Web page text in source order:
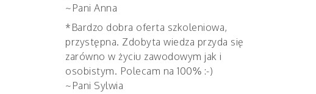
~Pani Anna
*Bardzo dobra oferta szkoleniowa,
przystępna. Zdobyta wiedza przyda się
zarówno w życiu zawodowym jak i
osobistym. Polecam na 100% :-)
~Pani Sylwia